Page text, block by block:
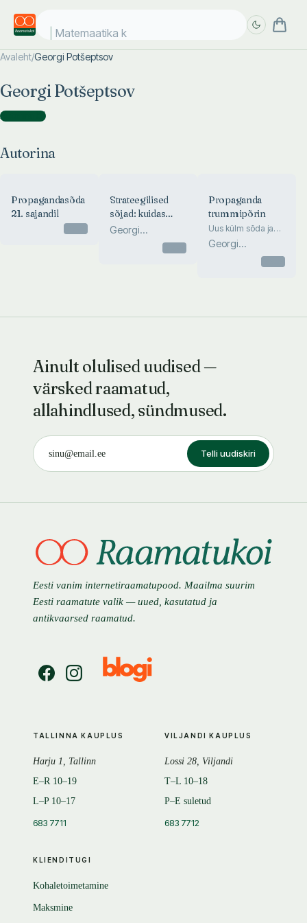
Matemaatika ko
Avaleht/Georgi Potšeptsov
Georgi Potšeptsov
Autorina )
Autorina
Propagandasõda
21. sajandil
Strateegilised
sõjad: kuidas
mõtete
Georgi
Propaganda
trummipõrin
Uus külm sõda ja
infokonfliktid
postsovetlikus
Georgi
Ainult olulised uudised —
värsked raamatud,
allahindlused, sündmused.
Telli uudiskiri
Eesti vanim internetiraamatupood. Maailma suurim
Eesti raamatute valik — uued, kasutatud ja
antikvaarsed raamatud.
KLIENDITUGI
Kohaletoimetamine
Maksmine
TALLINNA KAUPLUS
Harju 1, Tallinn
E–R 10–19
L–P 10–17
683 7711
VILJANDI KAUPLUS
Lossi 28, Viljandi
T–L 10–18
P–E suletud
683 7712